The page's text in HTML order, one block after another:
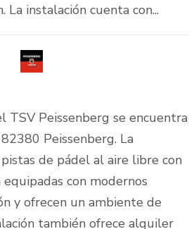
La instalación cuenta con...
TSV Peissenberg se encuentra
Peissenberg. La
de pádel al aire libre con
con modernos
y ofrecen un ambiente de
también ofrece alquiler